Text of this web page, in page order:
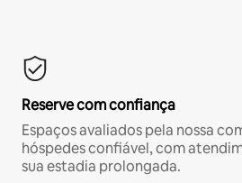
Reserve com confiança
Espaços avaliados pela nossa
hóspedes confiável, com
sua estadia prolongada.